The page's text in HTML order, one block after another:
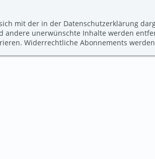
mit der in der Datenschutzerklärung
andere unerwünschte Inhalte werden
Widerrechtliche Abonnements